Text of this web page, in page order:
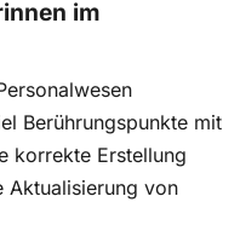
im
Berührungspunkte mit
korrekte Erstellung
Aktualisierung von